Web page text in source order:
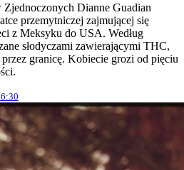
Dianne Guadian
przemytniczej zajmującej się
z Meksyku do USA. Według
słodyczami zawierającymi THC,
granicę. Kobiecie grozi od pięciu